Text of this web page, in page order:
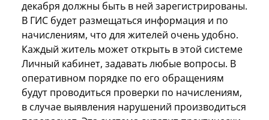
декабря должны быть в ней зарегистрированы.
В ГИС будет размещаться информация и по
начислениям, что для жителей очень удобно.
Каждый житель может открыть в этой системе
Личный кабинет, задавать любые вопросы. В
оперативном порядке по его обращениям
будут проводиться проверки по начислениям,
в случае выявления нарушений производиться